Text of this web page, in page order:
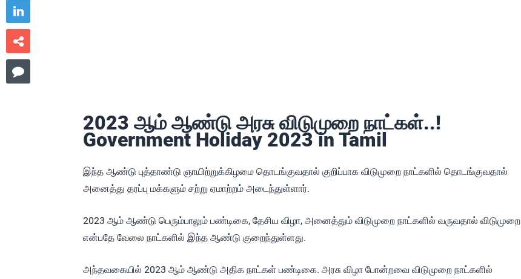
2023 ஆம் ஆண்டு அரசு விடுமுறை நாட்கள்..!
Government Holiday 2023 in Tamil
இந்த ஆண்டு புத்தாண்டு ஞாயிற்றுக்கிழமை தொடங்குவதால் குறிப்பாக விடுமுறை நாட்களில் தொடங்குவதால்
அனைத்து தரப்பு மக்களும் சற்று ஏமாற்றம் அடைந்துள்ளார்.
2023 ஆம் ஆண்டு பெரும்பாலும் பண்டிகை, தேசிய விழா, அனைத்தும் விடுமுறை நாட்களில் வருவதால் விடுமுறை
என்பதே வேலை நாட்களில் இந்த ஆண்டு குறைந்துள்ளது.
அந்தவகையில் 2023 ஆம் ஆண்டு அதிக நாட்கள் பண்டிகை. அரசு விழா போன்றவை விடுமுறை நாட்களில்


